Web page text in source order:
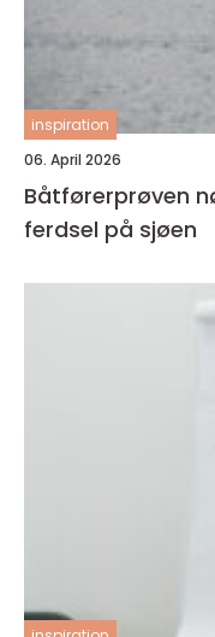
inspiration
06. April 2026
Båtførerprøven nøkkelen til trygg og lovlig
ferdsel på sjøen